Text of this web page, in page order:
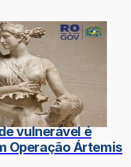
vulnerável é
Operação Ártemis